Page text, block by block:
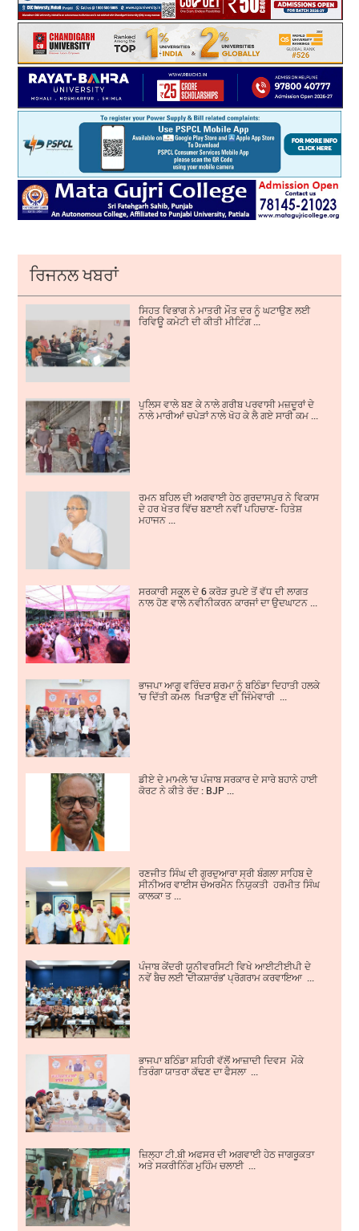
ਰਿਜਨਲ ਖਬਰਾਂ
ਸਿਹਤ ਵਿਭਾਗ ਨੇ ਮਾਤਰੀ ਮੌਤ ਦਰ ਨੂੰ ਘਟਾਉਣ ਲਈ
ਰਿਵਿਊ ਕਮੇਟੀ ਦੀ ਕੀਤੀ ਮੀਟਿੰਗ ...
ਪੁਲਿਸ ਵਾਲੇ ਬਣ ਕੇ ਨਾਲੇ ਗਰੀਬ ਪਰਵਾਸੀ ਮਜ਼ਦੂਰਾਂ ਦੇ
ਨਾਲੇ ਮਾਰੀਆਂ ਚਪੇੜਾਂ ਨਾਲੇ ਖੋਹ ਕੇ ਲੈ ਗਏ ਸਾਰੀ ਕਮ ...
ਰਮਨ ਬਹਿਲ ਦੀ ਅਗਵਾਈ ਹੇਠ ਗੁਰਦਾਸਪੁਰ ਨੇ ਵਿਕਾਸ
ਦੇ ਹਰ ਖੇਤਰ ਵਿੱਚ ਬਣਾਈ ਨਵੀਂ ਪਹਿਚਾਣ- ਹਿਤੇਸ਼
ਮਹਾਜਨ ...
ਸਰਕਾਰੀ ਸਕੂਲ ਦੇ 6 ਕਰੋੜ ਰੁਪਏ ਤੋਂ ਵੱਧ ਦੀ ਲਾਗਤ
ਨਾਲ ਹੋਣ ਵਾਲੇ ਨਵੀਨੀਕਰਨ ਕਾਰਜਾਂ ਦਾ ਉਦਘਾਟਨ ...
ਭਾਜਪਾ ਆਗੂ ਵਰਿੰਦਰ ਸ਼ਰਮਾ ਨੂੰ ਬਠਿੰਡਾ ਦਿਹਾਤੀ ਹਲਕੇ
'ਚ ਦਿੱਤੀ ਕਮਲ ਖਿੜਾਉਣ ਦੀ ਜਿੰਮੇਵਾਰੀ ...
ਡੀਏ ਦੇ ਮਾਮਲੇ 'ਚ ਪੰਜਾਬ ਸਰਕਾਰ ਦੇ ਸਾਰੇ ਬਹਾਨੇ ਹਾਈ
ਕੋਰਟ ਨੇ ਕੀਤੇ ਰੱਦ : BJP ...
ਰਣਜੀਤ ਸਿੰਘ ਦੀ ਗੁਰਦੁਆਰਾ ਸ੍ਰੀ ਬੰਗਲਾ ਸਾਹਿਬ ਦੇ
ਸੀਨੀਅਰ ਵਾਈਸ ਚੇਅਰਮੈਨ ਨਿਯੁਕਤੀ ਹਰਮੀਤ ਸਿੰਘ
ਕਾਲਕਾ ਤ ...
ਪੰਜਾਬ ਕੇਂਦਰੀ ਯੂਨੀਵਰਸਿਟੀ ਵਿਖੇ ਆਈਟੀਈਪੀ ਦੇ
ਨਵੇਂ ਬੈਚ ਲਈ 'ਦੀਕਸ਼ਾਰੰਭ' ਪ੍ਰੋਗਰਾਮ ਕਰਵਾਇਆ ...
ਭਾਜਪਾ ਬਠਿੰਡਾ ਸ਼ਹਿਰੀ ਵੱਲੋਂ ਆਜ਼ਾਦੀ ਦਿਵਸ ਮੌਕੇ
ਤਿਰੰਗਾ ਯਾਤਰਾ ਕੱਢਣ ਦਾ ਫੈਸਲਾ ...
ਜ਼ਿਲ੍ਹਾ ਟੀ.ਬੀ ਅਫਸਰ ਦੀ ਅਗਵਾਈ ਹੇਠ ਜਾਗਰੂਕਤਾ
ਅਤੇ ਸਕਰੀਨਿੰਗ ਮੁਹਿੰਮ ਚਲਾਈ ...